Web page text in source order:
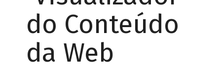
do Conteúdo
da Web